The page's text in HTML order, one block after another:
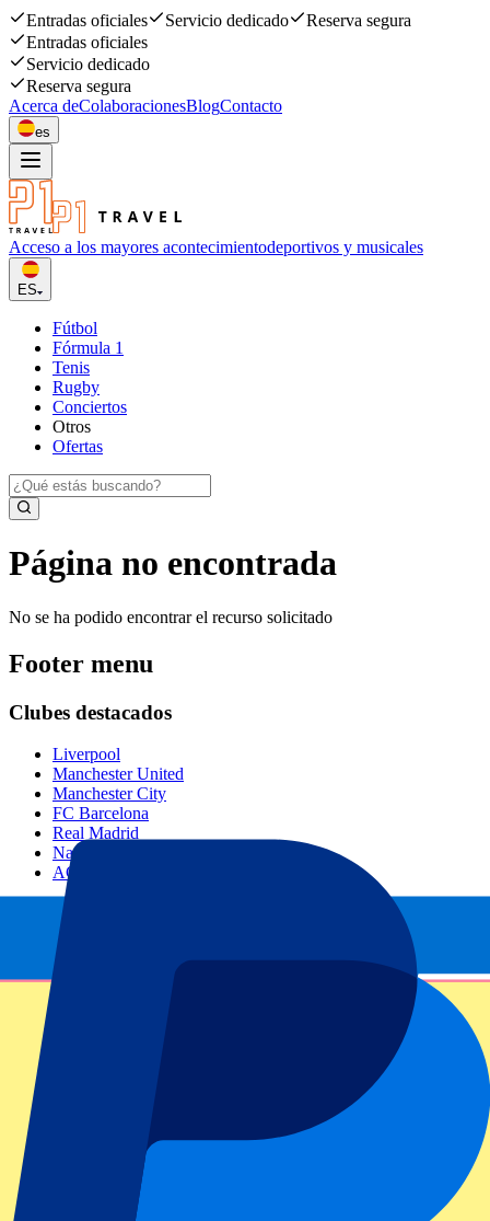
Entradas oficiales Servicio dedicado
Reserva segura
Entradas oficiales
Servicio dedicado
Reserva segura
Acerca deColaboracionesBlogContacto
es
Acceso a los mayores acontecimientodeportivos y musicales
ES
Fútbol
Fórmula 1
Tenis
Rugby
Conciertos
Otros
Ofertas
Página no encontrada
No se ha podido encontrar el recurso solicitado
Footer menu
Clubes destacados
Liverpool
Manchester United
Manchester City
FC Barcelona
Real Madrid
Napoli
AC Milan
Eventos populares
GP España
GP Países Bajos
Todos los deportes